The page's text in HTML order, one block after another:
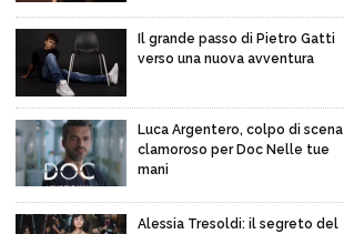
Il grande passo di Pietro Gatti
verso una nuova avventura
Luca Argentero, colpo di scena
clamoroso per Doc Nelle tue
mani
Alessia Tresoldi: il segreto del